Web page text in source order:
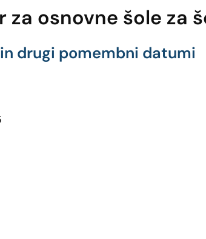
za osnovne šole za
drugi pomembni datumi